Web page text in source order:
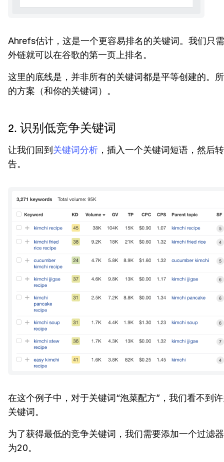
Ahrefs估计，这是一个更容易排名的关键词。我们只
外链就可以在谷歌的第一页上排名。
这里的底线是，并非所有的关键词都是平等创建的。
的方案（和你的关键词）。
2. 识别低竞争关键词
让我们回到 关键词分析 ，插入一个关键词短语，然后
告。
在这个例子中，对于关键词“泡菜配方”，我们看不到
关键词。
为了获得最低的竞争关键词，我们需要添加一个过滤
为20。